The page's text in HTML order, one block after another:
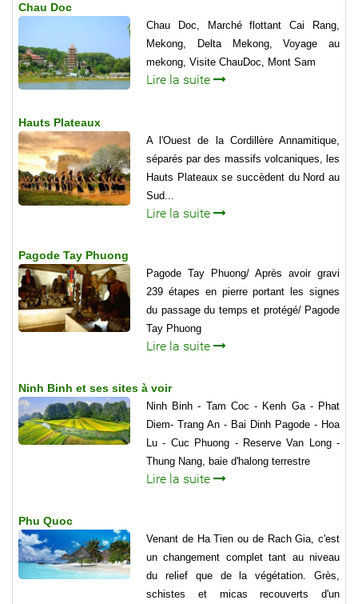
Chau Doc
Chau Doc, Marché flottant Cai Rang,
Mekong, Delta Mekong, Voyage au
mekong, Visite ChauDoc, Mont Sam
Lire la suite
Hauts Plateaux
A l'Ouest de la Cordillère Annamitique,
séparés par des massifs volcaniques, les
Hauts Plateaux se succèdent du Nord au
Sud...
Lire la suite
Pagode Tay Phuong
Pagode Tay Phuong/ Après avoir gravi
239 étapes en pierre portant les signes
du passage du temps et protégé/ Pagode
Tay Phuong
Lire la suite
Ninh Binh et ses sites à voir
Ninh Binh - Tam Coc - Kenh Ga - Phat
Diem- Trang An - Bai Dinh Pagode - Hoa
Lu - Cuc Phuong - Reserve Van Long -
Thung Nang, baie d'halong terrestre
Lire la suite
Phu Quoc
Venant de Ha Tien ou de Rach Gia, c'est
un changement complet tant au niveau
du relief que de la végétation. Grès,
schistes et micas recouverts d'un